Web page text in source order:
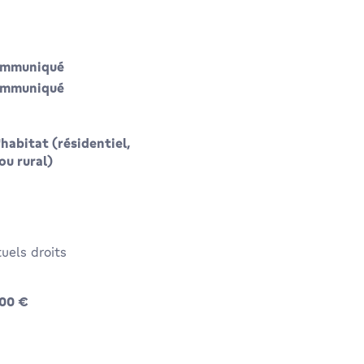
(résidentiel,
rural)
droits
€